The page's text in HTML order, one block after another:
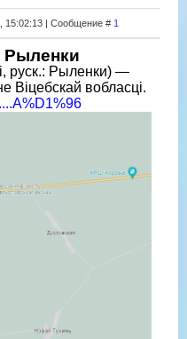
15:02:13 | Сообщение # 1
Рыленки
руск.: Рыленки) —
Віцебскай вобласці.